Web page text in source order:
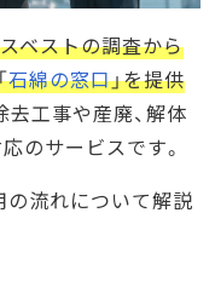
ベストの調査から
石綿の窓口」を提供
工事や産廃、解体
のサービスです。
の流れについて解説